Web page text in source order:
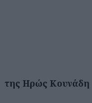
της Ηρώς Κουνάδη